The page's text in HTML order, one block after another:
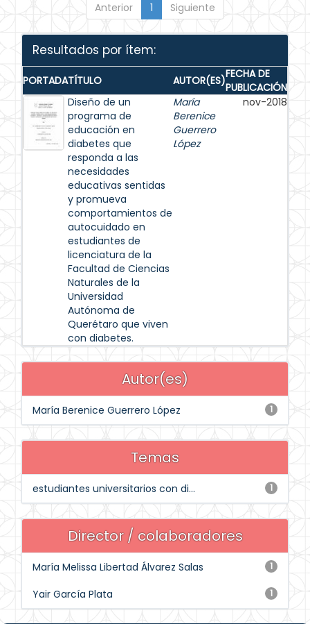
Anterior 1 Siguiente
Resultados por ítem:
PORTADATÍTULO AUTOR(ES)FECHA DE
PUBLICACIÓN
Diseño de un
programa de
educación en
diabetes que
responda a las
necesidades
educativas sentidas
y promueva
comportamientos de
autocuidado en
estudiantes de
licenciatura de la
Facultad de Ciencias
Naturales de la
Universidad
Autónoma de
Querétaro que viven
con diabetes.
María
Berenice
Guerrero
López
nov-2018
Autor(es)
1
María Berenice Guerrero López
Temas
1
estudiantes universitarios con di...
Director / colaboradores
1
María Melissa Libertad Álvarez Salas
1
Yair García Plata